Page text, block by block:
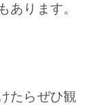
あります。
たらぜひ観